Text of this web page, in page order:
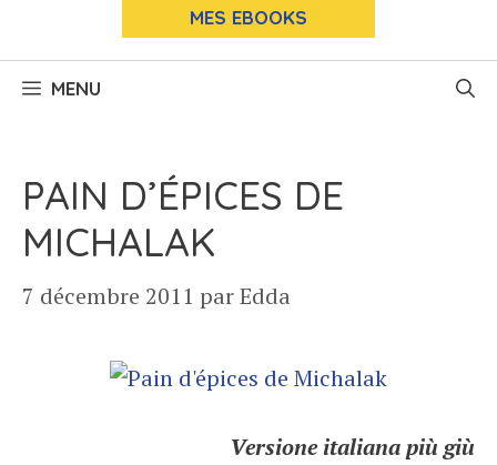
MES EBOOKS
MENU
PAIN D’ÉPICES DE
MICHALAK
7 décembre 2011 parEdda
Versione italiana più giù